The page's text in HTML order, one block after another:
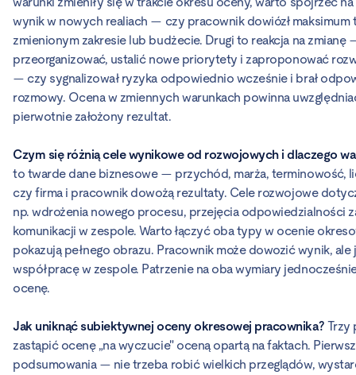
wynik w nowych realiach — czy pracownik dowiózł maksimum
zmienionym zakresie lub budżecie. Drugi to reakcja na zmianę
przeorganizować, ustalić nowe priorytety i zaproponować
— czy sygnalizował ryzyka odpowiednio wcześnie i brał
rozmowy. Ocena w zmiennych warunkach powinna
pierwotnie założony rezultat.
Czym się różnią cele wynikowe od rozwojowych i dlaczego
to twarde dane biznesowe — przychód, marża, terminowość,
czy firma i pracownik dowożą rezultaty. Cele rozwojowe
np. wdrożenia nowego procesu, przejęcia odpowiedzialności
komunikacji w zespole. Warto łączyć oba typy w ocenie
pokazują pełnego obrazu. Pracownik może dowozić wynik,
współpracę w zespole. Patrzenie na oba wymiary
ocenę.
Jak uniknąć subiektywnej oceny okresowej pracownika? Trzy
zastąpić ocenę „na wyczucie" oceną opartą na faktach.
podsumowania — nie trzeba robić wielkich przeglądów,